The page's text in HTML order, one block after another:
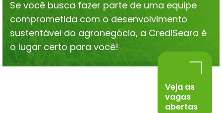
Se você busca fazer parte de uma equipe
comprometida com o desenvolvimento
sustentável do agronegócio, a CrediSeara é
o lugar certo para você!
Veja as
vagas
abertas